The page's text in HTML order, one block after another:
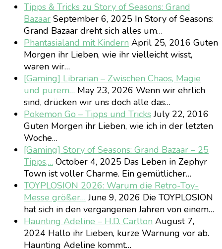
Tipps & Tricks zu Story of Seasons: Grand
Bazaar September 6, 2025 In Story of Seasons:
Grand Bazaar dreht sich alles um…
Phantasialand mit Kindern April 25, 2016 Guten
Morgen ihr Lieben, wie ihr vielleicht wisst,
waren wir…
[Gaming] Librarian – Zwischen Chaos, Magie
und purem… May 23, 2026 Wenn wir ehrlich
sind, drücken wir uns doch alle das…
Pokemon Go – Tipps und TricksJuly 22, 2016
Guten Morgen ihr Lieben, wie ich in der letzten
Woche…
[Gaming] Story of Seasons: Grand Bazaar – 25
Tipps,… October 4, 2025 Das Leben in Zephyr
Town ist voller Charme. Ein gemütlicher…
TOYPLOSION 2026: Warum die Retro-Toy-
Messe größer… June 9, 2026 Die TOYPLOSION
hat sich in den vergangenen Jahren von einem…
Haunting Adeline – H.D. Carlton August 7,
2024 Hallo ihr Lieben, kurze Warnung vor ab.
Haunting Adeline kommt…